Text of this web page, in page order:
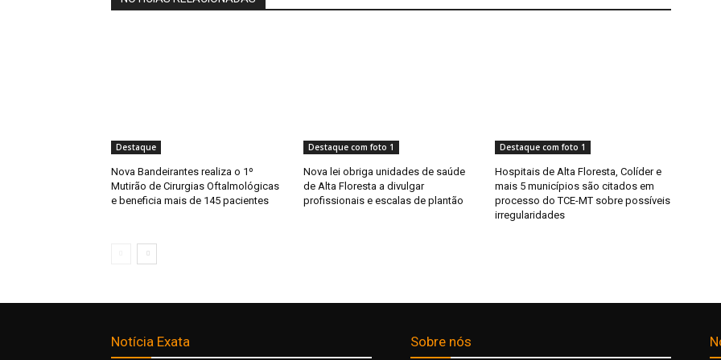
Destaque
Nova Bandeirantes realiza o 1º
Mutirão de Cirurgias Oftalmológicas
e beneficia mais de 145 pacientes
Destaque com foto 1
Nova lei obriga unidades de saúde
de Alta Floresta a divulgar
profissionais e escalas de plantão
Destaque com foto 1
Hospitais de Alta Floresta, Colíder e
mais 5 municípios são citados em
processo do TCE-MT sobre possíveis
irregularidades
Notícia Exata Sobre nós